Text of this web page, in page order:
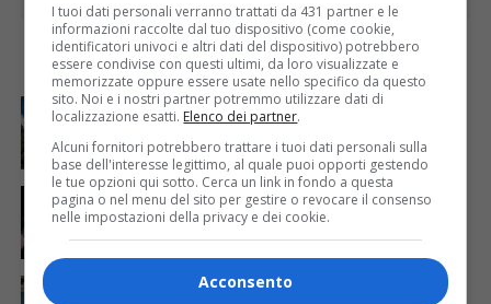
I PIÙ
ATTUALITÀ 6 giorni fa
Attivato il servizio di Guardia medica turistica ad
Alagna
ATTUALITÀ 4 giorni fa
Sabato 8 agosto in piazza a Varallo Gran Galà Lirico
4 giorni fa
I tuoi dati personali verranno trattati da 431 partner e le
informazioni raccolte dal tuo dispositivo (come cookie,
identificatori univoci e altri dati del dispositivo) potrebbero
essere condivise con questi ultimi, da loro visualizzate e
memorizzate oppure essere usate nello specifico da questo
sito. Noi e i nostri partner potremmo utilizzare dati di
localizzazione esatti. Elenco dei partner.
Alcuni fornitori potrebbero trattare i tuoi dati personali sulla
base dell'interesse legittimo, al quale puoi opporti gestendo
le tue opzioni qui sotto. Cerca un link in fondo a questa
pagina o nel menu del sito per gestire o revocare il consenso
nelle impostazioni della privacy e dei cookie.
Acconsento